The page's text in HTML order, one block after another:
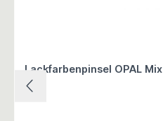
Lackfarbenpinsel OPAL Mix